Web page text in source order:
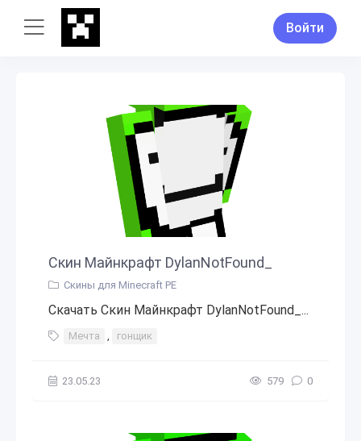
Войти
Скин Майнкрафт DylanNotFound_
Скины для Minecraft PE
Скачать Скин Майнкрафт DylanNotFound_...
Мечта , гонщик
23.05.23 579 0